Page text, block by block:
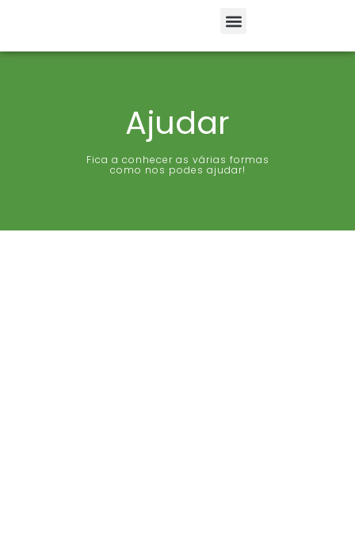
Ajudar
Fica a conhecer as várias formas
como nos podes ajudar!